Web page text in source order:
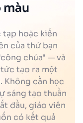
tạp hoặc kiến
của thứ bạn
chúa" — và
tạo ra một
Không cần học
sáng tạo thuần
đầu, giáo viên
có kết quả